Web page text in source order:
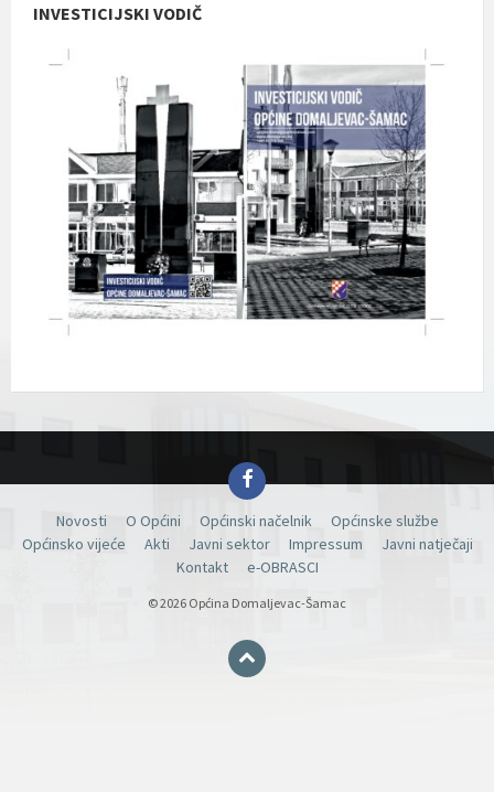
INVESTICIJSKI VODIČ
Facebook
Novosti O Općini Općinski načelnik
Općinske službe
Općinsko vijeće
Akti Javni sektor Impressum
Javni natječaji
Kontakt
e-OBRASCI
© 2026 Općina Domaljevac-Šamac